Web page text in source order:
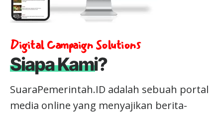
Digital Campaign Solutions
Siapa Kami?
SuaraPemerintah.ID adalah sebuah portal
media online yang menyajikan berita-